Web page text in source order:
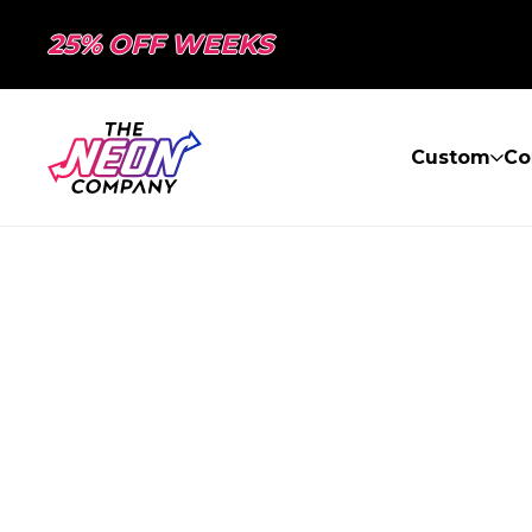
25% OFF WEEKS
Custom